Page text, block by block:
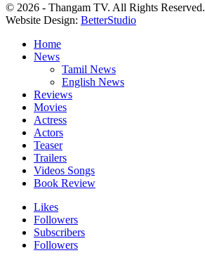
© 2026 - Thangam TV. All Rights Reserved.
Website Design: BetterStudio
Home
News
Tamil News
English News
Reviews
Movies
Actress
Actors
Teaser
Trailers
Videos Songs
Book Review
Likes
Followers
Subscribers
Followers